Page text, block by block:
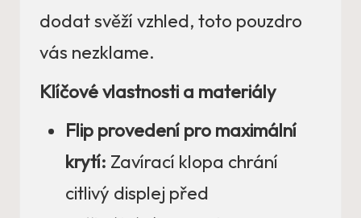
dodat svěží vzhled, toto pouzdro
vás nezklame.
Klíčové vlastnosti a materiály
Flip provedení pro maximální
krytí: Zavírací klopa chrání
citlivý displej před